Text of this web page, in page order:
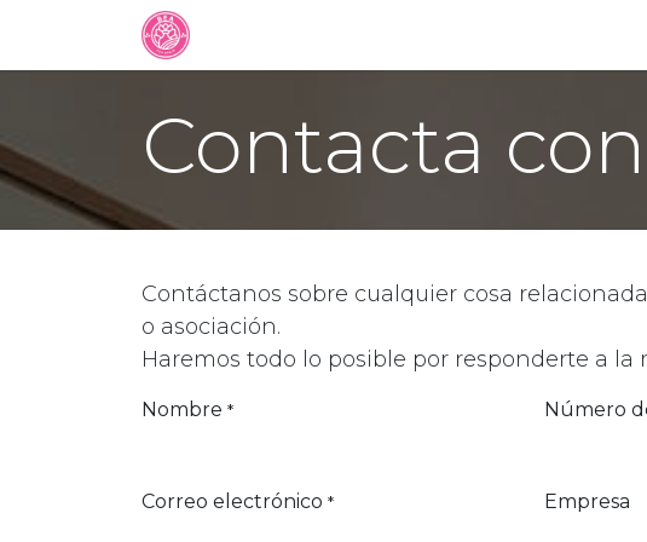
Contacta
Contáctanos sobre cualquier cosa
o asociación.
Haremos todo lo posible por responderte a la
Nombre * Número
Correo electrónico * Empresa